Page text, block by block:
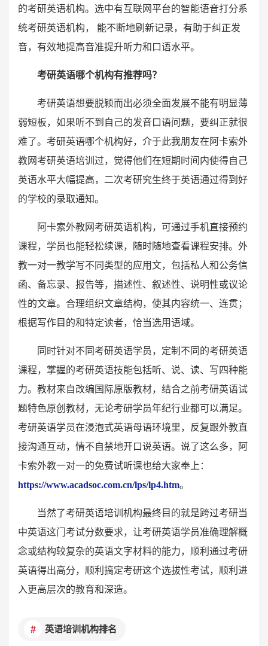
的考研英语机构。选中有互联网平台的智能语音打分系
统考研英语机构， 能不断地刷新记录，有助于纠正发
音，有效地提高音准提升听力和口语水平。
考研英语哪个机构有推荐吗？
考研英语想要脱颖而出必须全面发展不能有明显薄
弱短板，如果听不到自己的发音口语问题，要纠正就很
难了。考研英语哪个机构好，介于此我朋友在阿卡索外
教网考研英语培训过，觉得他们在短期时间内使得自己
英语水平大幅提高，二次考研究生终于英语通过得到好
的学校的录取通知。
阿卡索外教网考研英语机构，可通过手机直接预约
课程，学员也能轻松续课，随时随地查看课程安排。外
教一对一教学写不同类型的应用文，包括私人和公务信
函、备忘录、报告等，描述性、叙述性、说明性或议论
性的文章。合理组织文章结构，使其内容统一、连贯；
根据写作目的和特定读者，恰当选用语域。
同时针对不同考研英语学员，定制不同的考研英语
课程，掌握的考研英语技能包括听、说、读、写四种能
力。教材来自改编国际原版教材，结合之前考研英语试
题特色原创教材，无论考研学员年纪行业都可以满足。
考研英语学员在浸泡式英语母语环境里，反复跟外教直
接沟通互动，情不自禁地开口说英语。说了这么多，阿
卡索外教一对一的免费试听课也给大家奉上：
https://www.acadsoc.com.cn/lps/lp4.htm。
当然了考研英语培训机构最终目的就是跨过考研当
中英语这门考试分数要求，让考研英语学员准确理解概
念或结构较复杂的英语文字材料的能力，顺利通过考研
英语得出高分，顺利搞定考研这个选拔性考试，顺利进
入更高层次的教育和深造。
英语培训机构排名